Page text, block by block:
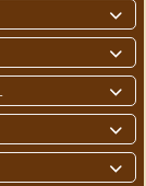




